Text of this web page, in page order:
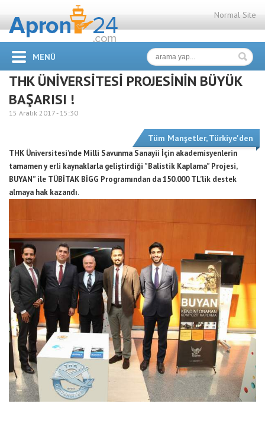
Normal Site
MENÜ
THK ÜNİVERSİTESİ PROJESİNİN BÜYÜK
BAŞARISI !
15 Aralık 2017 - 15:30
Tüm Manşetler,Türkiye'den
THK Üniversitesi’nde Milli Savunma Sanayii İçin akademisyenlerin
tamamen y erli kaynaklarla geliştirdiği ”Balistik Kaplama” Projesi,
BUYAN” ile TÜBİTAK BİGG Programından da 150.000 TL’lik destek
almaya hak kazandı.